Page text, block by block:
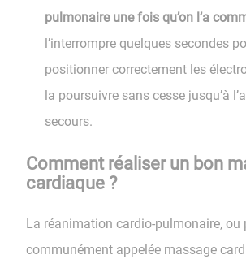
pulmonaire une fois qu’on l’a
l’interrompre quelques secondes
positionner correctement les
la poursuivre sans cesse jusqu’à
secours.
Comment réaliser un bon
cardiaque ?
La réanimation cardio-pulmonaire, ou
communément appelée massage